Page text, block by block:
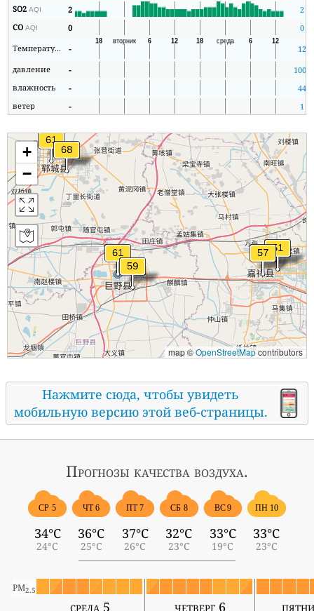
SO2AQI 2
2
COAQI 0
0
Температура
-
12
давление
- 1007
влажность
-
44
ветер
- 1
+
−
map ©OpenStreetMapcontributors
Нажмите сюда, чтобы увидеть
мобильную версию этой веб-страницы.
Прогнозы качества воздуха.
СР 5
34°C
24°C
ЧТ 6
36°C
25°C
ПТ 7
37°C
26°C
СБ 8
32°C
23°C
ВС 9
33°C
19°C
ПН 10
33°C
23°C
PM2.5
среда 5 четверг 6